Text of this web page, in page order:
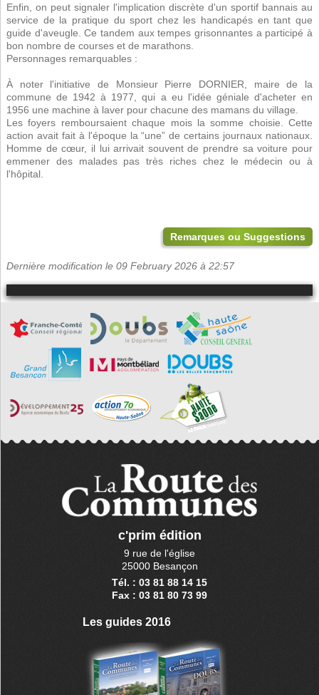
Enfin, on peut signaler l'implication discrète d'un sportif bannais au
service de la pratique du sport chez les handicapés en tant que
guide d'aveugle. Ce tandem aux tempes grisonnantes a participé à
bon nombre de courses et de marathons.
Personnages remarquables :
À noter l'initiative de Monsieur Pierre DORNIER, maire de la
commune de 1942 à 1977, qui a eu l'idée géniale d'acheter en
1956 une machine à laver pour chacune des mamans du village.
Les foyers remboursaient chaque mois la somme choisie. Cette
action avait fait à l'époque la “une” de certains journaux nationaux.
Homme de cœur, il lui arrivait souvent de prendre sa voiture pour
emmener des malades pas très riches chez le médecin ou à
l'hôpital.
Remarques ou Suggestions
Dernière modification le 09 February 2026 à 22:57
c'prim édition
9 rue de l'église
25000 Besançon
Tél. : 03 81 88 14 15
Fax : 03 81 80 73 99
Les guides 2016